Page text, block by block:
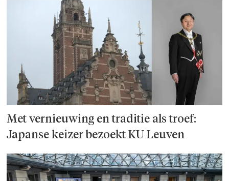
Met vernieuwing en traditie als troef:
Japanse keizer bezoekt KU Leuven